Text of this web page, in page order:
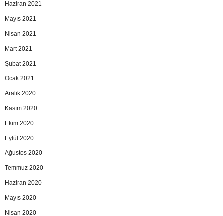
Haziran 2021
Mayıs 2021
Nisan 2021
Mart 2021
Şubat 2021
Ocak 2021
Aralık 2020
Kasım 2020
Ekim 2020
Eylül 2020
Ağustos 2020
Temmuz 2020
Haziran 2020
Mayıs 2020
Nisan 2020